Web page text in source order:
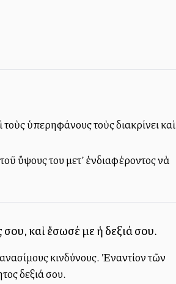
τοὺς ὑπερηφάνους τοὺς διακρίνει καὶ
τοῦ ὕψους του μετ’ ἐνδιαφέροντος νὰ
καὶ ἔσωσέ με ἡ δεξιά σου.
κινδύνους. Ἐναντίον τῶν
δεξιά σου.